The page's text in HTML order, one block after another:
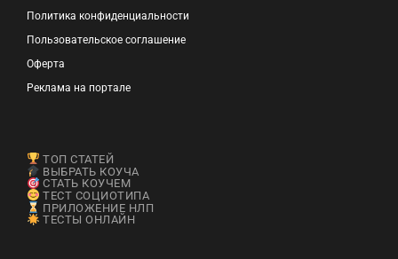
Политика конфиденциальности
Пользовательское соглашение
Оферта
Реклама на портале
ТОП СТАТЕЙ
ВЫБРАТЬ КОУЧА
СТАТЬ КОУЧЕМ
ТЕСТ СОЦИОТИПА
ПРИЛОЖЕНИЕ НЛП
ТЕСТЫ ОНЛАЙН